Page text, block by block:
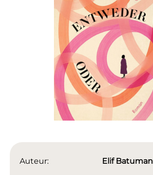
Auteur: Elif Batuman